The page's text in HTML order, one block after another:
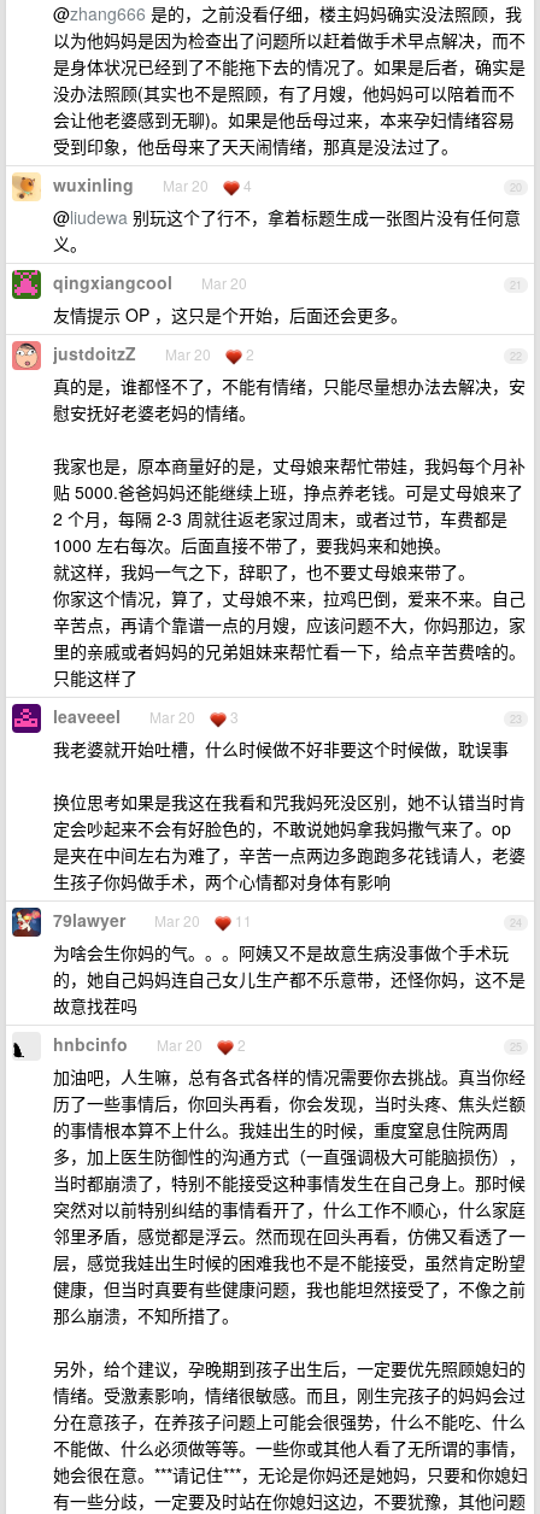
@zhang666 是的，之前没看仔细，楼主妈妈确实没法照顾，我
以为他妈妈是因为检查出了问题所以赶着做手术早点解决，而不
是身体状况已经到了不能拖下去的情况了。如果是后者，确实是
没办法照顾(其实也不是照顾，有了月嫂，他妈妈可以陪着而不
会让他老婆感到无聊)。如果是他岳母过来，本来孕妇情绪容易
受到印象，他岳母来了天天闹情绪，那真是没法过了。
20
wuxinling Mar 20 4
@liudewa 别玩这个了行不，拿着标题生成一张图片没有任何意
义。
21
qingxiangcool Mar 20
友情提示 OP ，这只是个开始，后面还会更多。
22
justdoitzZ Mar 20 2
真的是，谁都怪不了，不能有情绪，只能尽量想办法去解决，安
慰安抚好老婆老妈的情绪。
我家也是，原本商量好的是，丈母娘来帮忙带娃，我妈每个月补
贴 5000.爸爸妈妈还能继续上班，挣点养老钱。可是丈母娘来了
2 个月，每隔 2-3 周就往返老家过周末，或者过节，车费都是
1000 左右每次。后面直接不带了，要我妈来和她换。
就这样，我妈一气之下，辞职了，也不要丈母娘来带了。
你家这个情况，算了，丈母娘不来，拉鸡巴倒，爱来不来。自己
辛苦点，再请个靠谱一点的月嫂，应该问题不大，你妈那边，家
里的亲戚或者妈妈的兄弟姐妹来帮忙看一下，给点辛苦费啥的。
只能这样了
23
leaveeel Mar 20 3
我老婆就开始吐槽，什么时候做不好非要这个时候做，耽误事
换位思考如果是我这在我看和咒我妈死没区别，她不认错当时肯
定会吵起来不会有好脸色的，不敢说她妈拿我妈撒气来了。op
是夹在中间左右为难了，辛苦一点两边多跑跑多花钱请人，老婆
生孩子你妈做手术，两个心情都对身体有影响
24
79lawyer Mar 20 11
为啥会生你妈的气。。。阿姨又不是故意生病没事做个手术玩
的，她自己妈妈连自己女儿生产都不乐意带，还怪你妈，这不是
故意找茬吗
25
hnbcinfo Mar 20 2
加油吧，人生嘛，总有各式各样的情况需要你去挑战。真当你经
历了一些事情后，你回头再看，你会发现，当时头疼、焦头烂额
的事情根本算不上什么。我娃出生的时候，重度窒息住院两周
多，加上医生防御性的沟通方式（一直强调极大可能脑损伤），
当时都崩溃了，特别不能接受这种事情发生在自己身上。那时候
突然对以前特别纠结的事情看开了，什么工作不顺心，什么家庭
邻里矛盾，感觉都是浮云。然而现在回头再看，仿佛又看透了一
层，感觉我娃出生时候的困难我也不是不能接受，虽然肯定盼望
健康，但当时真要有些健康问题，我也能坦然接受了，不像之前
那么崩溃，不知所措了。
另外，给个建议，孕晚期到孩子出生后，一定要优先照顾媳妇的
情绪。受激素影响，情绪很敏感。而且，刚生完孩子的妈妈会过
分在意孩子，在养孩子问题上可能会很强势，什么不能吃、什么
不能做、什么必须做等等。一些你或其他人看了无所谓的事情，
她会很在意。***请记住***，无论是你妈还是她妈，只要和你媳妇
有一些分歧，一定要及时站在你媳妇这边，不要犹豫，其他问题